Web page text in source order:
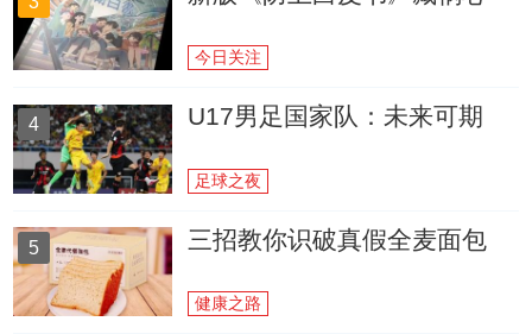
今日关注
4 U17男足国家队：未来可期
足球之夜
5 三招教你识破真假全麦面包
健康之路